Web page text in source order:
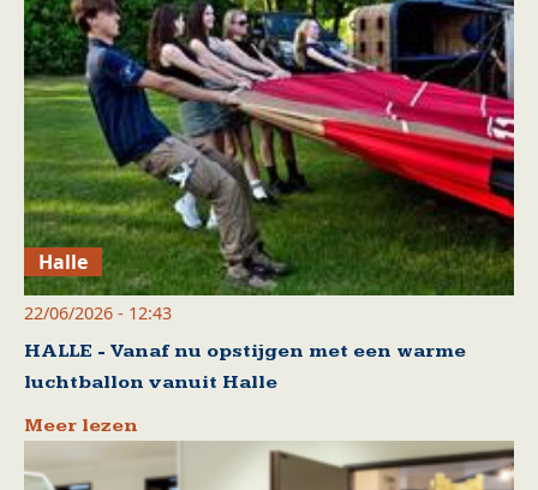
Halle
22/06/2026 - 12:43
HALLE - Vanaf nu opstijgen met een warme
luchtballon vanuit Halle
Meer lezen